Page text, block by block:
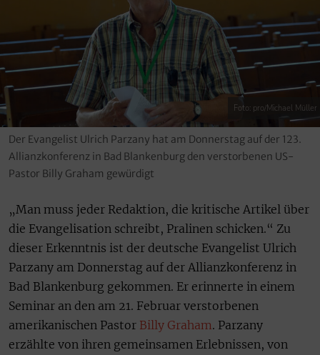
Foto: pro/Michael Müller
Der Evangelist Ulrich Parzany hat am Donnerstag auf der 123.
Allianzkonferenz in Bad Blankenburg den verstorbenen US-
Pastor Billy Graham gewürdigt
„Man muss jeder Redaktion, die kritische Artikel über
die Evangelisation schreibt, Pralinen schicken.“ Zu
dieser Erkenntnis ist der deutsche Evangelist Ulrich
Parzany am Donnerstag auf der Allianzkonferenz in
Bad Blankenburg gekommen. Er erinnerte in einem
Seminar an den am 21. Februar verstorbenen
amerikanischen Pastor Billy Graham. Parzany
erzählte von ihren gemeinsamen Erlebnissen, von